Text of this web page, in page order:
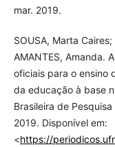
mar. 2019.
SOUSA, Marta
AMANTES, Amanda.
oficiais para o ensino
da educação à base
Brasileira de
2019. Disponível em:
<https://